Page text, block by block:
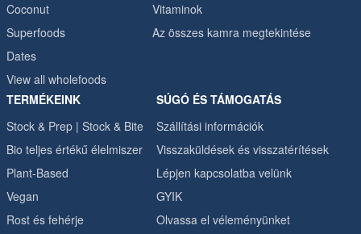
Coconut
Superfoods
Dates
View all wholefoods
Vitaminok
Az összes kamra megtekintése
TERMÉKEINK
Stock & Prep | Stock & Bite
Bio teljes értékű élelmiszer
Plant-Based
Vegan
Rost és fehérje
SÚGÓ ÉS TÁMOGATÁS
Szállítási információk
Visszaküldések és visszatérítések
Lépjen kapcsolatba velünk
GYIK
Olvassa el véleményünket